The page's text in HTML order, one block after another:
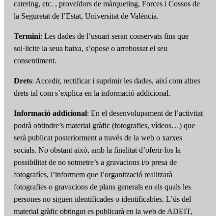
catering, etc. , proveïdors de màrqueting, Forces i Cossos de
la Seguretat de l’Estat, Universitat de València.
Termini: Les dades de l’usuari seran conservats fins que
sol·licite la seua baixa, s’opose o arrebossat el seu
consentiment.
Drets: Accedir, rectificar i suprimir les dades, així com altres
drets tal com s’explica en la informació addicional.
Informació addicional: En el desenvolupament de l’activitat
podrà obtindre’s material gràfic (fotografies, vídeos…) que
serà publicat posteriorment a través de la web o xarxes
socials. No obstant això, amb la finalitat d’oferir-los la
possibilitat de no sotmetre’s a gravacions i/o presa de
fotografíes, l’informem que l’organització realitzarà
fotografies o gravacions de plans generals en els quals les
persones no siguen identificades o identificables. L’ús del
material gràfic obtingut es publicarà en la web de ADEIT,